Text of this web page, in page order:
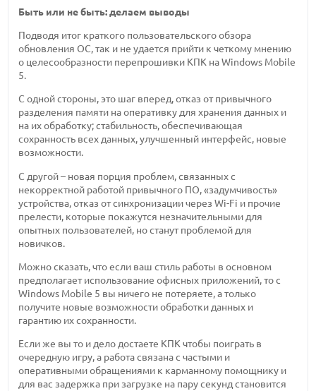
Быть или не быть: делаем выводы
Подводя итог краткого пользовательского обзора
обновления ОС, так и не удается прийти к четкому мнению
о целесообразности перепрошивки КПК на Windows Mobile
5.
С одной стороны, это шаг вперед, отказ от привычного
разделения памяти на оперативку для хранения данных и
на их обработку; стабильность, обеспечивающая
сохранность всех данных, улучшенный интерфейс, новые
возможности.
С другой – новая порция проблем, связанных с
некорректной работой привычного ПО, «задумчивость»
устройства, отказ от синхронизации через Wi-Fi и прочие
прелести, которые покажутся незначительными для
опытных пользователей, но станут проблемой для
новичков.
Можно сказать, что если ваш стиль работы в основном
предполагает использование офисных приложений, то с
Windows Mobile 5 вы ничего не потеряете, а только
получите новые возможности обработки данных и
гарантию их сохранности.
Если же вы то и дело достаете КПК чтобы поиграть в
очередную игру, а работа связана с частыми и
оперативными обращениями к карманному помощнику и
для вас задержка при загрузке на пару секунд становится